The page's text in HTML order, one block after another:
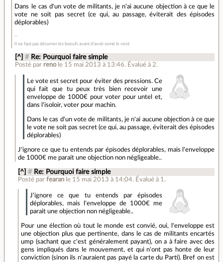
Dans le cas d'un vote de militants, je n'ai aucune objection à ce que le
vote ne soit pas secret (ce qui, au passage, éviterait des épisodes
déplorables)
Il ne faut pas décorner les boeufs avant d'avoir semé le vent
[^] # Re: Pourquoi faire simple
Posté par reno le 15 mai 2013 à 13:46. Évalué à 2.
Le vote est secret pour éviter des pressions. Ce
qui fait que tu peux très bien recevoir une
enveloppe de 1000€ pour voter pour untel et,
dans l'isoloir, voter pour machin.
Dans le cas d'un vote de militants, je n'ai aucune objection à ce que
le vote ne soit pas secret (ce qui, au passage, éviterait des épisodes
déplorables)
J'ignore ce que tu entends par épisodes déplorables, mais l'enveloppe
de 1000€ me parait une objection non négligeable..
[^] # Re: Pourquoi faire simple
Posté parfearan le 15 mai 2013 à 14:04. Évalué à 1 .
J'ignore ce que tu entends par épisodes
déplorables, mais l'enveloppe de 1000€ me
parait une objection non négligeable..
Pour une élection où tout le monde est convié, oui, l'enveloppe est
une objection plus que pertinente, dans le cas de militants encartés
ump (sachant que c'est généralement payant), on a à faire avec des
gens impliqués dans le mouvement, et qui n'ont pas honte de leur
conviction (sinon ils n'auraient pas payé la carte du Parti). Bref on est